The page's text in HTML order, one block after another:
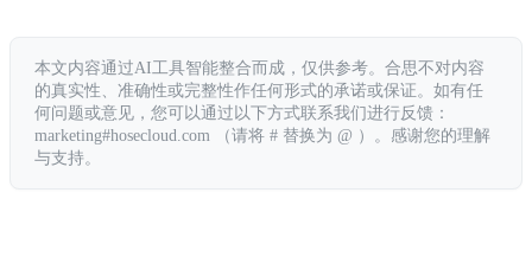
本文内容通过AI工具智能整合而成，仅供参考。合思不对内容
的真实性、准确性或完整性作任何形式的承诺或保证。如有任
何问题或意见，您可以通过以下方式联系我们进行反馈：
marketing#hosecloud.com （请将 # 替换为 @ ）。感谢您的理解
与支持。